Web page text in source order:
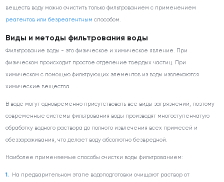
веществ воду можно очистить только фильтрованием с применением
реагентов или безреагентным способом.
Виды и методы фильтрования воды
Фильтрование воды - это физическое и химическое явление. При
физическом происходит простое отделение твердых частиц. При
химическом с помощью фильтрующих элементов из воды извлекаются
химические вещества.
В воде могут одновременно присутствовать все виды загрязнений, поэтому
современные системы фильтрования воды производят многоступенчатую
обработку водного раствора до полного извлечения всех примесей и
обеззараживания, что делает воду абсолютно безвредной.
Наиболее применяемые способы очистки воды фильтрованием:
На предварительном этапе водоподготовки очищают раствор от